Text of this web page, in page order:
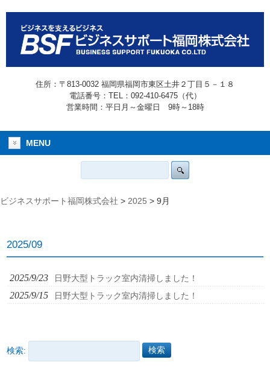
住所：〒813-0032 福岡県福岡市東区土井２丁目５－１８
電話番号：TEL：092-410-6475（代）
営業時間：平日月～金曜日 9時～18時
MENU
ビジネスサポート福岡株式会社 > 2025 > 9月
2025/09
2025/9/23 日野大型トラック室内清掃しました！
2025/9/15 日野大型トラック室内清掃しました！
検索: